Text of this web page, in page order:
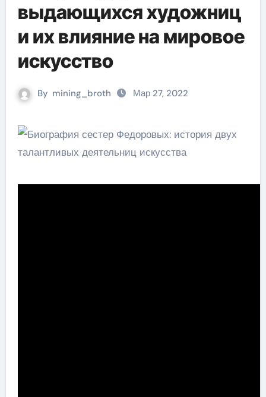
выдающихся художниц
и их влияние на мировое
искусство
By mining_broth Мар 27, 2022